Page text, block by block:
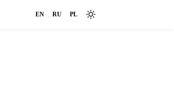
EN RU PL